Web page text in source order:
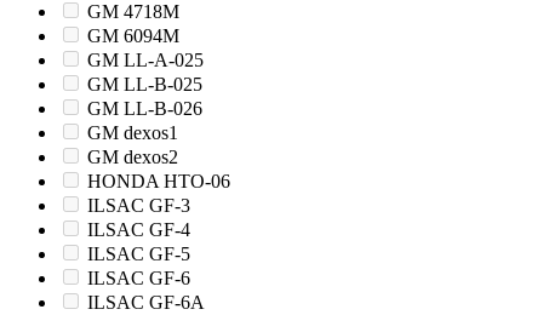
GM 4718M
GM 6094M
GM LL-A-025
GM LL-B-025
GM LL-B-026
GM dexos1
GM dexos2
HONDA HTO-06
ILSAC GF-3
ILSAC GF-4
ILSAC GF-5
ILSAC GF-6
ILSAC GF-6A